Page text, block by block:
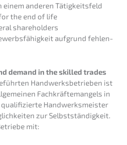
einem anderen Tätigkeitsfeld
the end of life
shareholders
aufgrund fehlen­
demand in the skilled trades
Handwerks­be­trie­ben ist
Fachkräf­te­man­gels in
quali­fi­zier­te Handwerks­meis­ter
zur Selbst­stän­dig­keit.
mit: